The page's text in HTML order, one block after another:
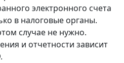
электронного счета
в налоговые органы.
случае не нужно.
и отчетности зависит